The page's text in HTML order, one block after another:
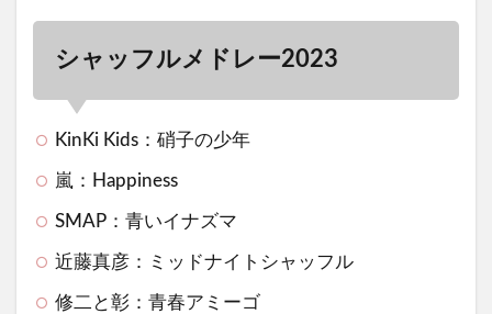
シャッフルメドレー2023
KinKi Kids：硝子の少年
嵐：Happiness
SMAP：青いイナズマ
近藤真彦：ミッドナイトシャッフル
修二と彰：青春アミーゴ